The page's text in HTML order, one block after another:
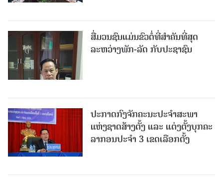
ສື່ມວນຊົນແມ່ນຂົວຕໍ່ທີ່ສໍາຄັນທີ່ສຸດ
ລະຫວ່າງພັກ-ລັດ ກັບປະຊາຊົນ
ປະກາດກົງຈັກຄະນະປະຈໍາສະພາ
ແຫ່ງຊາດສ້າງຕັ້ງ ແລະ ແຕ່ງຕັ້ງບຸກຄະ
ລາກອນປະຈໍາ 3 ເຂດເລືອກຕັ້ງ